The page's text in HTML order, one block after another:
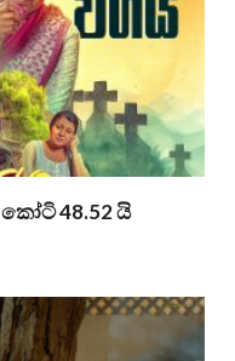
48.52 යි